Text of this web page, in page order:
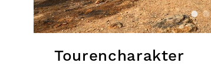
Tourencharakter